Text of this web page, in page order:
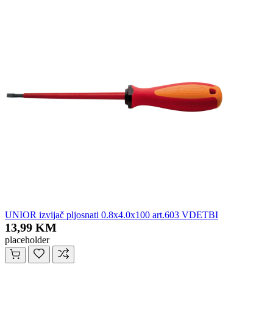
UNIOR izvijač pljosnati 0.8x4.0x100 art.603 VDETBI
13,99 KM
placeholder